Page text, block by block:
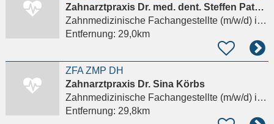
Zahnarztpraxis Dr. med. dent. Steffen Patzke
Zahnmedizinische Fachangestellte (m/w/d)in Bürgstadt
Entfernung: 29,0km
ZFA ZMP DH
Zahnarztpraxis Dr. Sina Körbs
Zahnmedizinische Fachangestellte (m/w/d)in Weiterstadt
Entfernung: 29,8km